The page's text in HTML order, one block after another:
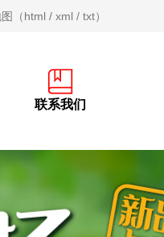
（html / xml / txt）
联系我们